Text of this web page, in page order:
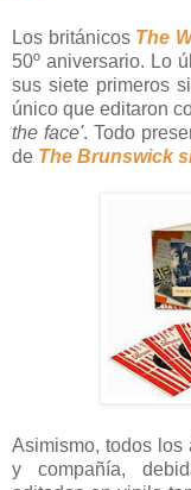
Los británicos The
50º aniversario. Lo
sus siete primeros
único que editaron
the face'. Todo
de The Brunswick
Asimismo, todos
y compañía,